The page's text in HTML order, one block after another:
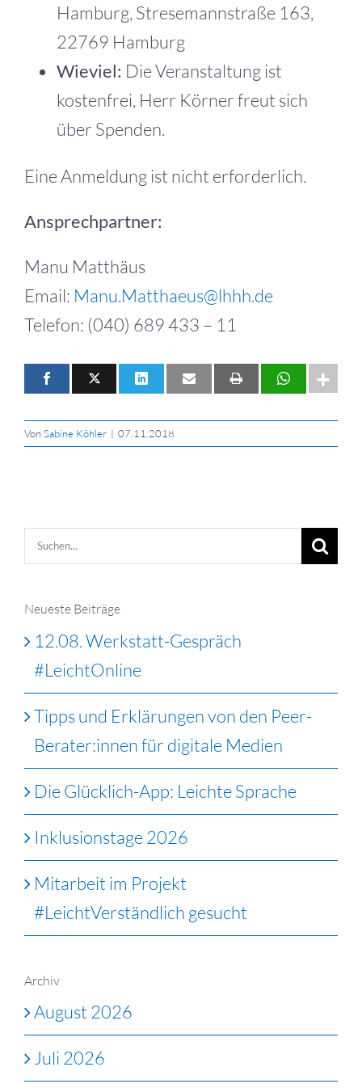
Hamburg, Stresemannstraße 163,
22769 Hamburg
Wieviel: Die Veranstaltung ist
kostenfrei, Herr Körner freut sich
über Spenden.
Eine Anmeldung ist nicht erforderlich.
Ansprechpartner:
Manu Matthäus
Email: Manu.Matthaeus@lhhh.de
Telefon: (040) 689 433 – 11
VonSabine Köhler | 07.11.2018
Suche
nach:
Neueste Beiträge
12.08. Werkstatt-Gespräch
#LeichtOnline
Tipps und Erklärungen von den Peer-
Berater:innen für digitale Medien
Die Glücklich-App: Leichte Sprache
Inklusionstage 2026
Mitarbeit im Projekt
#LeichtVerständlich gesucht
Archiv
August 2026
Juli 2026